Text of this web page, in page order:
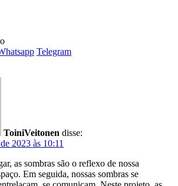
Telegram
ToiniVeitonen disse:
2023 às 10:11
as sombras são o reflexo de nossa
Em seguida, nossas sombras se